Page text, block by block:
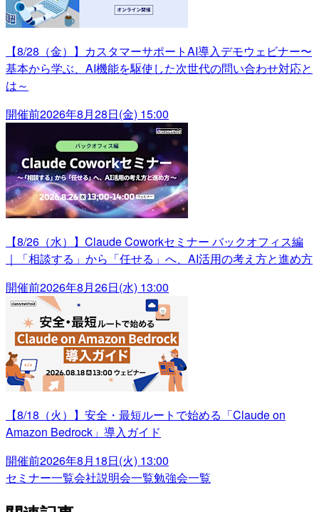
【8/28（金）】カスタマーサポートAI導入デモウェビナー〜
基本から学ぶ、AI機能を駆使した次世代の問い合わせ対応と
は～
開催前2026年8月28日(金) 15:00
【8/26（水）】Claude Coworkセミナー バックオフィス編
｜「相談する」から「任せる」へ、AI活用の考え方と進め方
開催前2026年8月26日(水) 13:00
【8/18（火）】安全・最短ルートで始める「Claude on
Amazon Bedrock」導入ガイド
開催前2026年8月18日(火) 13:00
セミナー一覧会社説明会一覧勉強会一覧